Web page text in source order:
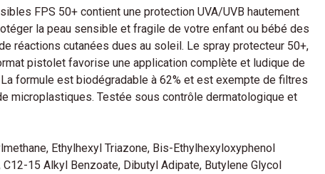
FPS 50+ contient une protection UVA/UVB hautement
la peau sensible et fragile de votre enfant ou bébé des
réactions cutanées dues au soleil. Le spray protecteur 50+,
pistolet favorise une application complète et ludique de
formule est biodégradable à 62% et est exempte de filtres
microplastiques. Testée sous contrôle dermatologique et
Ethylhexyl Triazone, Bis-Ethylhexyloxyphenol
15 Alkyl Benzoate, Dibutyl Adipate, Butylene Glycol